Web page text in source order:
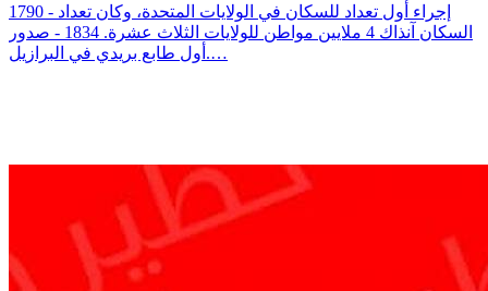
1790 - إجراء أول تعداد للسكان في الولايات المتحدة، وكان تعداد
السكان آنذاك 4 ملايين مواطن للولايات الثلاث عشرة. 1834 - صدور
أول طابع بريدي في البرازيل.…